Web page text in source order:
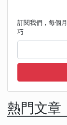
訂閱我們，每個
巧
熱門文章